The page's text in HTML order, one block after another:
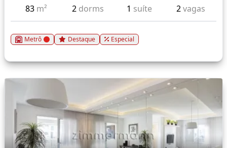
83 m² 2 dorms 1 suíte 2vagas
Metrô Destaque Especial